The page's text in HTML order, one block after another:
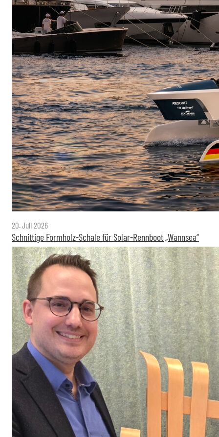
20. Juli 2026
Schnittige Formholz-Schale für Solar-Rennboot „Wannsea“